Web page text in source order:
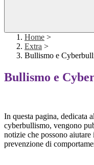
Home >
Extra >
Bullismo e
Bullismo e
In questa pagina, dedicata
cyberbullismo, vengono
notizie che possono
prevenzione di